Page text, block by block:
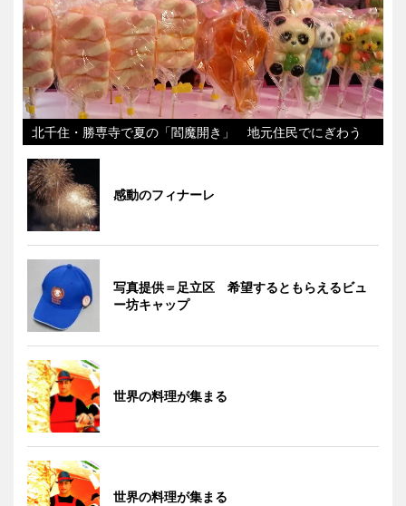
北千住・勝専寺で夏の「閻魔開き」 地元住民でにぎわう
感動のフィナーレ
写真提供＝足立区 希望するともらえるビュ
ー坊キャップ
世界の料理が集まる
世界の料理が集まる